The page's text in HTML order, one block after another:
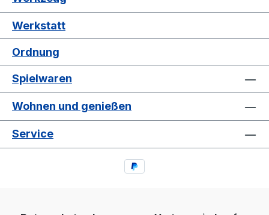
Werkstatt
Ordnung
Spielwaren
Wohnen und genießen
Service